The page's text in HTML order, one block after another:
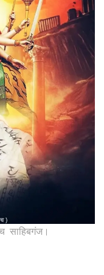
साहिबगंज।